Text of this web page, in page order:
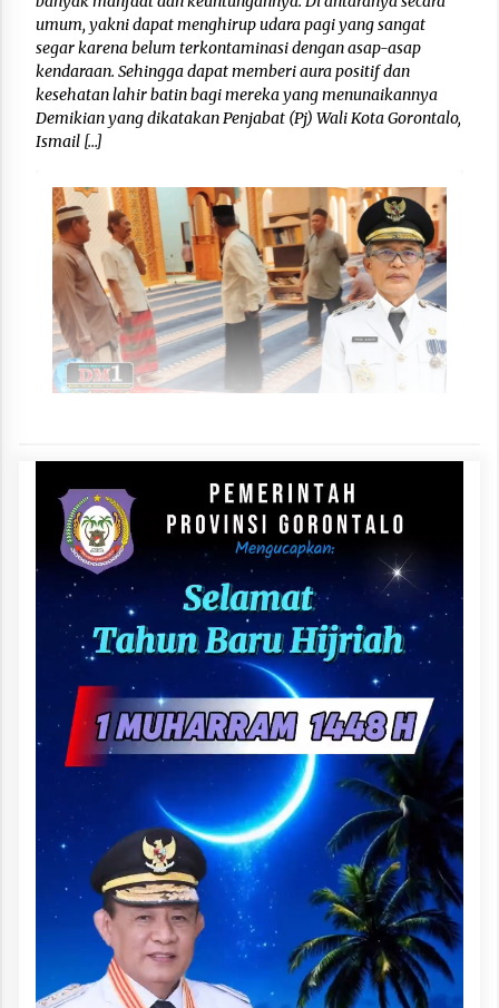
umum, yakni dapat menghirup udara pagi yang sangat
segar karena belum terkontaminasi dengan asap-asap
kendaraan. Sehingga dapat memberi aura positif dan
kesehatan lahir batin bagi mereka yang menunaikannya
Demikian yang dikatakan Penjabat (Pj) Wali Kota Gorontalo,
Ismail […]